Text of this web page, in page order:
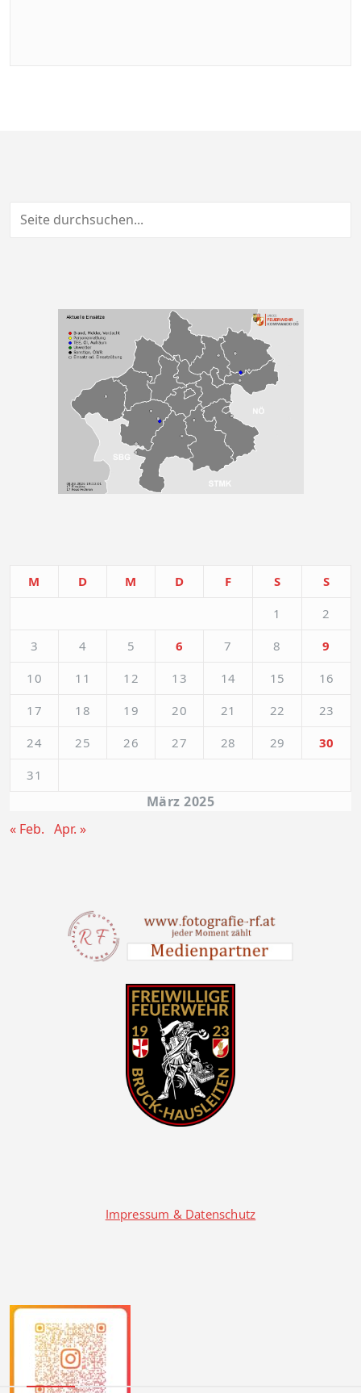
März 2025
M D M D F S
S
1
2
3
4 5 6 7 8
9
10
11 12 13 14 15
16
17
18 19 20 21 22
23
24
25 26 27 28 29
30
31
« Feb. Apr. »
Impressum & Datenschutz